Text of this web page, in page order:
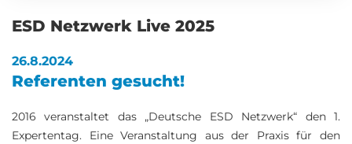
ESD Netzwerk Live 2025
26.8.2024
Referenten gesucht!
2016 veranstaltet das „Deutsche ESD Netzwerk“ den 1.
Expertentag. Eine Veranstaltung aus der Praxis für den